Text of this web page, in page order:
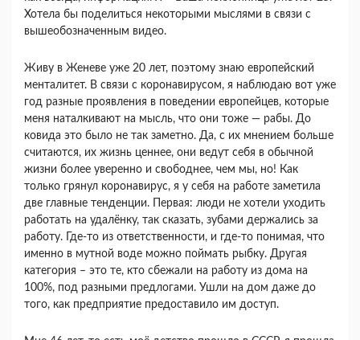
Хотела бы поделиться некоторыми мыслями в связи с
вышеобозначенным видео.
Живу в Женеве уже 20 лет, поэтому знаю европейский
менталитет. В связи с коронавирусом, я наблюдаю вот уже
год разные проявления в поведении европейцев, которые
меня наталкивают на мысль, что они тоже — рабы. До
ковида это было не так заметно. Да, с их мнением больше
считаются, их жизнь ценнее, они ведут себя в обычной
жизни более уверенно и свободнее, чем мы, но! Как
только грянул коронавирус, я у себя на работе заметила
две главные тенденции. Первая: люди не хотели уходить
работать на удалёнку, так сказать, зубами держались за
работу. Где-то из ответственности, и где-то понимая, что
именно в мутной воде можно поймать рыбку. Другая
категория – это те, кто сбежали на работу из дома на
100%, под разными предлогами. Ушли на дом даже до
того, как предприятие предоставило им доступ.